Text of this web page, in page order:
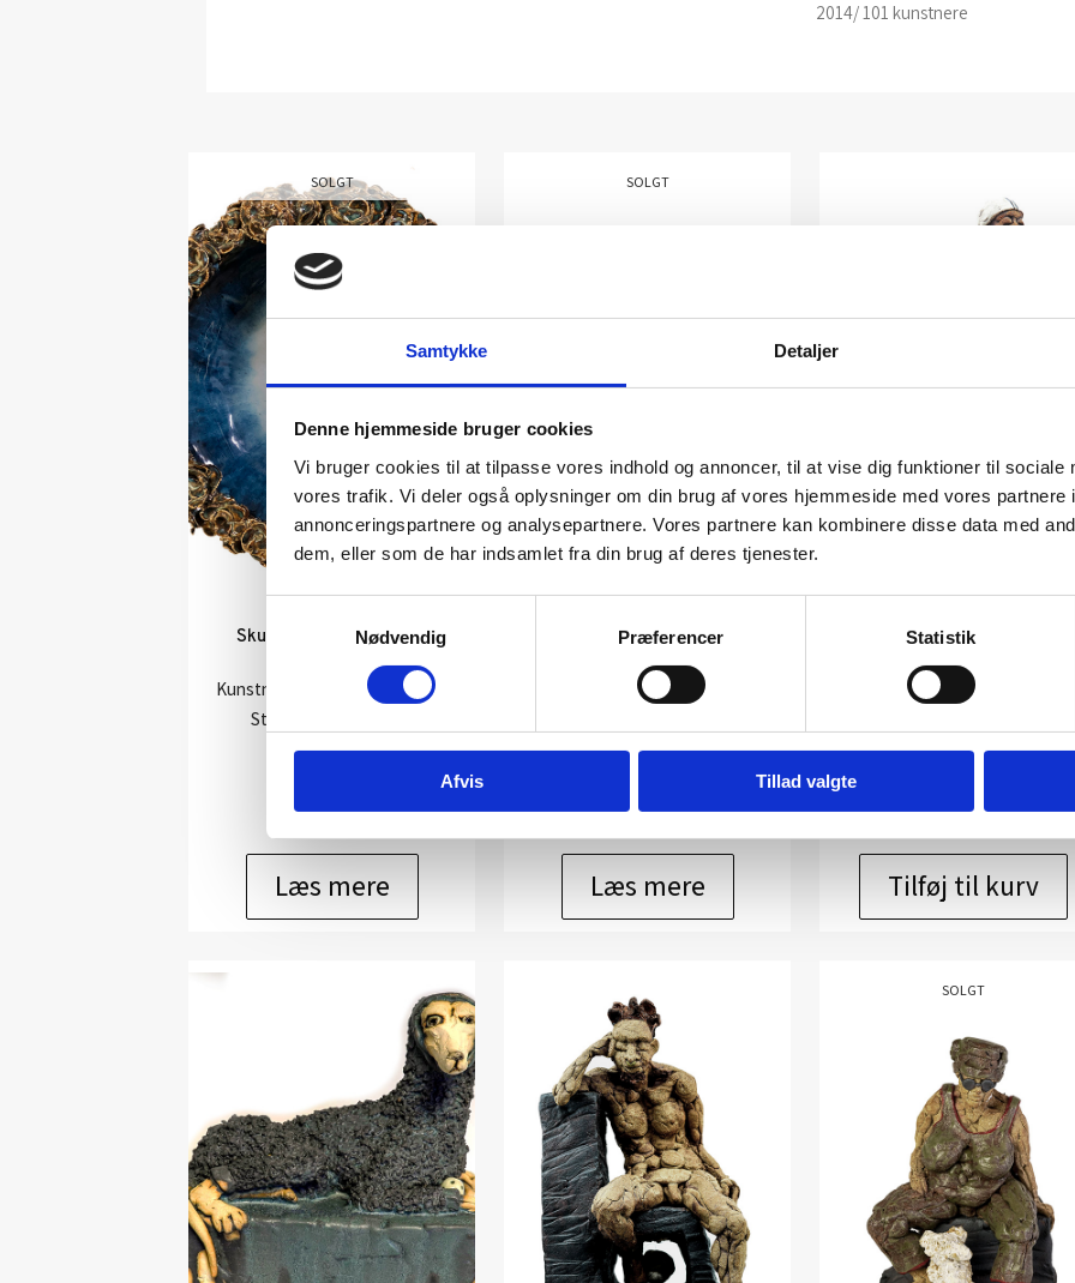
Samtykke Detaljer
Denne hjemmeside bruger cookies
Vi bruger cookies til at tilpasse vores indhold og annoncer, til at vise dig funktioner til sociale
vores trafik. Vi deler også oplysninger om din brug af vores hjemmeside med vores partnere
annonceringspartnere og analysepartnere. Vores partnere kan kombinere disse data med
dem, eller som de har indsamlet fra din brug af deres tjenester.
Nødvendig
Præferencer Statistik
Afvis Tillad valgte
2014/ 101 kunstnere
Skulptur af Rikke Stiig:
Kunstner:
Rikke Stiig – keramik
Størrelse:
kr.
SOLGT
Læs mere
Skulptur af Rikke Stiig: Uden
Rikke Stiig – keramik
9.500,00
SOLGT
Læs mere
Skulptur af Rikke Stiig:
Kunstner:
Rikke Stiig – keramik
6.200,00
Tilføj til kurv
SOLGT